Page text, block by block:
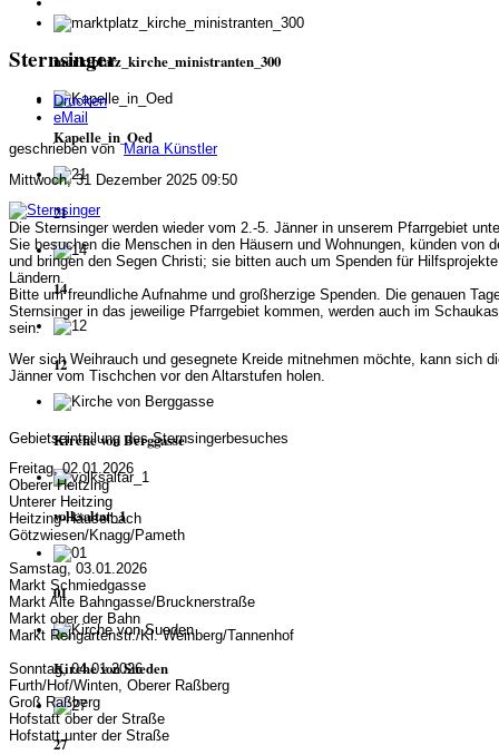
marktplatz_kirche_ministranten_300
Kapelle_in_Oed
21
14
12
Kirche von Berggasse
volksaltar_1
01
Kirche von Sueden
27
Sternsinger
Drucken
eMail
geschrieben vonMaria Künstler
Mittwoch, 31 Dezember 2025 09:50
Die Sternsinger werden wieder vom 2.-5. Jänner in unserem Pfarrgebiet
Sie besuchen die Menschen in den Häusern und Wohnungen, künden von
und bringen den Segen Christi; sie bitten auch um Spenden für
Ländern.
Bitte um freundliche Aufnahme und großherzige Spenden. Die genauen
Sternsinger in das jeweilige Pfarrgebiet kommen, werden auch im
sein.
Wer sich Weihrauch und gesegnete Kreide mitnehmen möchte, kann sich
Jänner vom Tischchen vor den Altarstufen holen.
Gebietseinteilung des Sternsingerbesuches
Freitag, 02.01.2026
Oberer Heitzing
Unterer Heitzing
Heitzing-Häuselbach
Götzwiesen/Knagg/Pameth
Samstag, 03.01.2026
Markt Schmiedgasse
Markt Alte Bahngasse/Brucknerstraße
Markt ober der Bahn
Markt Rehgartenstr./Kl. Weinberg/Tannenhof
Sonntag, 04.01.2026
Furth/Hof/Winten, Oberer Raßberg
Groß Raßberg
Hofstatt ober der Straße
Hofstatt unter der Straße